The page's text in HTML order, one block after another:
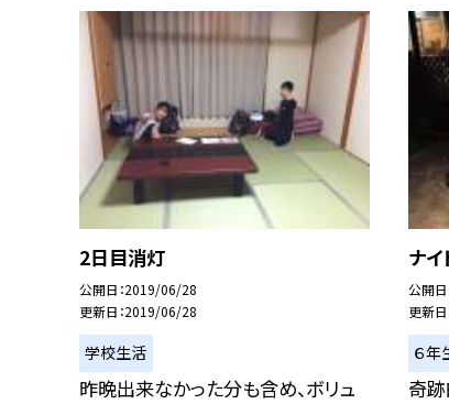
2日目消灯
公開日 2019/06/28
更新日 2019/06/28
学校生活
昨晩出来なかった分も含め、ボリュ
ナイ
公開日
更新日
６年
奇